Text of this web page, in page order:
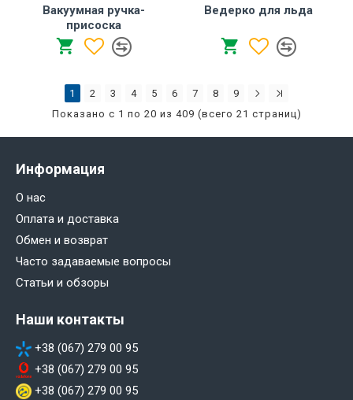
Вакуумная ручка-
присоска
Ведерко для льда
1 2 3 4 5 6 7 8
9
Показано с 1 по 20 из 409 (всего 21 страниц)
Информация
О нас
Оплата и доставка
Обмен и возврат
Часто задаваемые вопросы
Статьи и обзоры
Наши контакты
+38 (067) 279 00 95
+38 (067) 279 00 95
+38 (067) 279 00 95